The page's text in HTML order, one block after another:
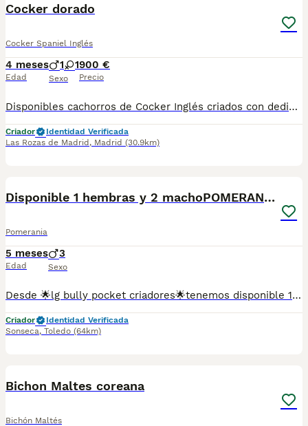
Cocker dorado
Cocker Spaniel Inglés
4 meses
Edad
1 1
Sexo
900 €
Precio
Disponibles cachorros de Cocker Inglés criados con dedicación y cuidados desde el nacimiento. Muy bien socializados, acostumbrados al entorno familiar y con carácter alegre, cariñoso y equilibrado. Padres con buena morfología y excelente temperamento, típicos de la raza. Se entregan: * Desparasitados interna y externamente * Con mínimo dos vacunas * Pasaporte veterinario * Microchip * Contrato de venta y asesoramiento Raza ideal para compañía y familia, muy sociable, inteligente y adaptable a distintos entornos. Enviamos a toda España y gestionamos toda la documentación necesaria para Baleares y Canarias. Para más información, fotos o reservas, contactar por teléfono o mensaje. Solo personas responsables.
Criador
Identidad Verificada
Las Rozas de Madrid , Madrid (30.9km)
Disponible 1 hembras y 2 machoPOMERANIA
Pomerania
5 meses
Edad
3
Sexo
Desde 🌟lg bully pocket criadores🌟tenemos disponible 1 Hembras y 2 Macho de Lulu Pomerania. 📍Se entregan vacunados y desparasitados. 📍Garantía sanitaria. 📍Contrato de Compra. Posibilidad de envío. 🔹Tlf:652190089 o 652189965 Www.Lgbullypocketcriadores.com
Criador
Identidad Verificada
Sonseca, Toledo (64km)
Bichon Maltes coreana
Bichón Maltés